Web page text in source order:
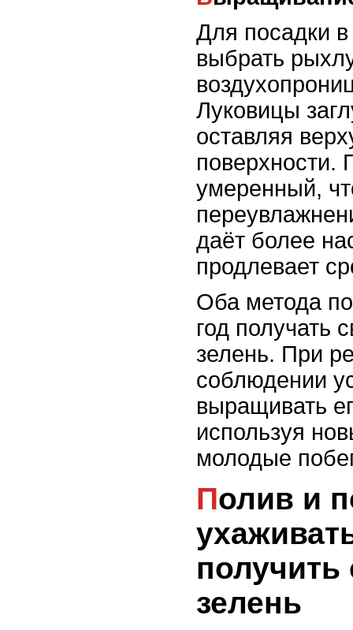
Для посадки
выбрать
Луковицы
оставляя
поверхности.
умеренный,
даёт более
продлевает
Оба метода
год получать
зелень. При
соблюдении
выращивать
используя
молодые
Полив и подкормка: как
зелень